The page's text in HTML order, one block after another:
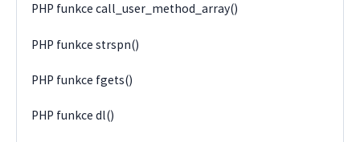
PHP funkce call_user_method_array()
PHP funkce strspn()
PHP funkce fgets()
PHP funkce dl()